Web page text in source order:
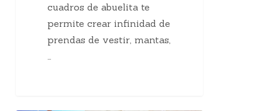
cuadros de abuelita te
permite crear infinidad de
prendas de vestir, mantas,